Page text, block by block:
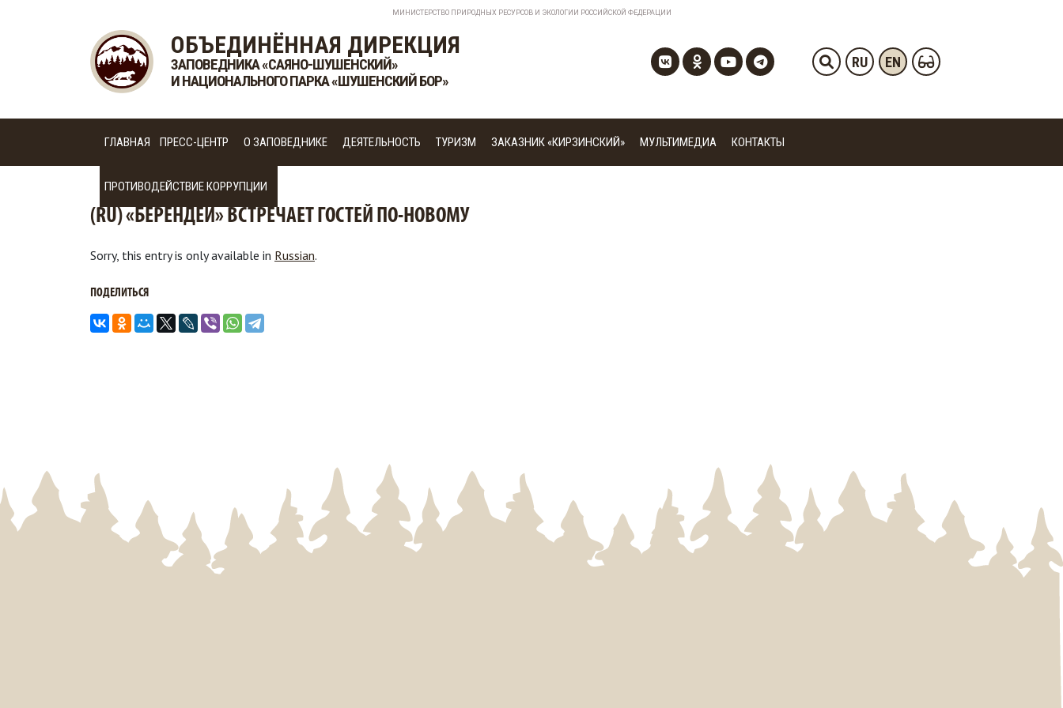
МИНИСТЕРСТВО ПРИРОДНЫХ РЕСУРСОВ И ЭКОЛОГИИ РОССИЙСКОЙ ФЕДЕРАЦИИ
ОБЪЕДИНЁННАЯ ДИРЕКЦИЯ
ЗАПОВЕДНИКА «САЯНО-ШУШЕНСКИЙ»
И НАЦИОНАЛЬНОГО ПАРКА «ШУШЕНСКИЙ БОР»
RU EN
ГЛАВНАЯ ПРЕСС-ЦЕНТР О ЗАПОВЕДНИКЕ ДЕЯТЕЛЬНОСТЬ ТУРИЗМ ЗАКАЗНИК «КИРЗИНСКИЙ» МУЛЬТИМЕДИА КОНТАКТЫ
ПРОТИВОДЕЙСТВИЕ КОРРУПЦИИ
(RU) «БЕРЕНДЕЙ» ВСТРЕЧАЕТ ГОСТЕЙ ПО-НОВОМУ
Sorry, this entry is only available in Russian.
ПОДЕЛИТЬСЯ